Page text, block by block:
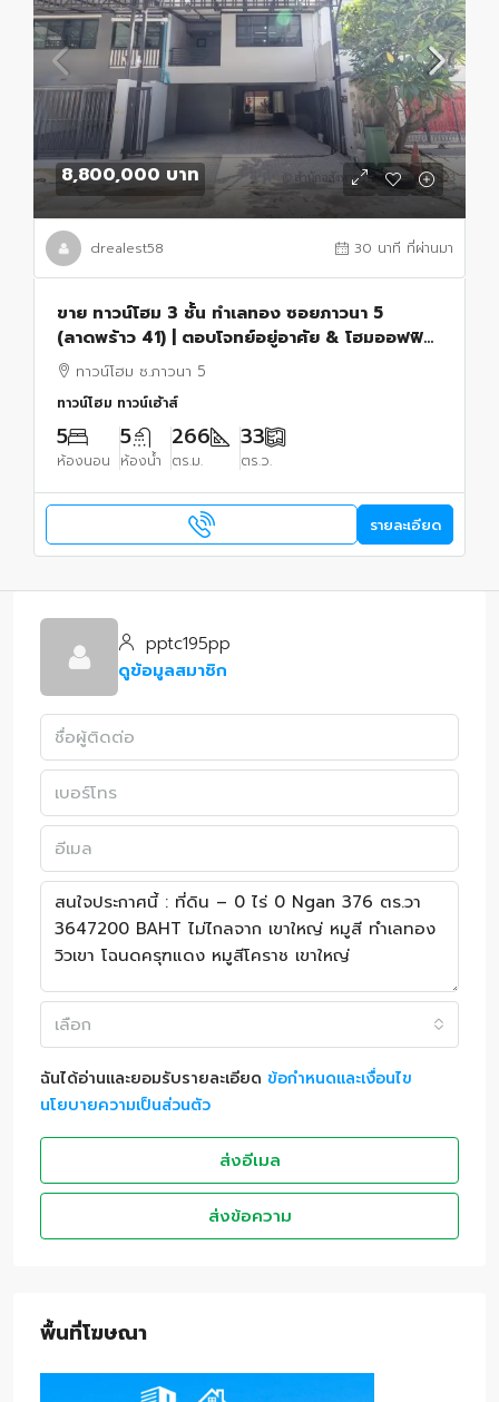
8,800,000 บาท
drealest58 30 นาที ที่ผ่านมา
ขาย ทาวน์โฮม 3 ชั้น ทำเลทอง ซอยภาวนา 5
(ลาดพร้าว 41) | ตอบโจทย์อยู่อาศัย & โฮมออฟฟิศ
สภาพใหม่กิ๊ก พร้อม Rooftop ส่วนตัว!
ทาวน์โฮม ซ.ภาวนา 5
ทาวน์โฮม ทาวน์เฮ้าส์
5
ห้องนอน
5
ห้องน้ำ
266
ตร.ม.
33
ตร.ว.
รายละเอียด
pptc195pp
ดูข้อมูลสมาชิก
เลือก
ฉันได้อ่านและยอมรับรายละเอียด ข้อกำหนดและเงื่อนไข
นโยบายความเป็นส่วนตัว
ส่งอีเมล
ส่งข้อความ
พื้นที่โฆษณา